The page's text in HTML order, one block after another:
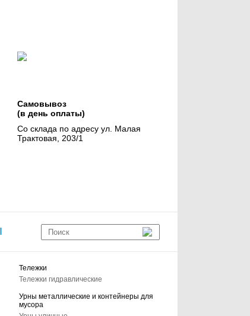
Самовывоз
(в день оплаты)
Со склада по адресу ул. Малая
Трактовая, 203/1
Тележки
Тележки гидравлические
Урны металлические и контейнеры для
мусора